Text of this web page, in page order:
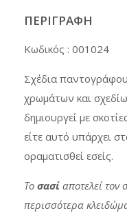
ΠΕΡΙΓΡΑΦΉ
Κωδικός : 001024
Σχέδια παντογράφου
χρωμάτων και
δημιουργεί με
είτε αυτό υπάρχει
οραματισθεί εσείς.
Το σασί αποτελεί
περισσότερα